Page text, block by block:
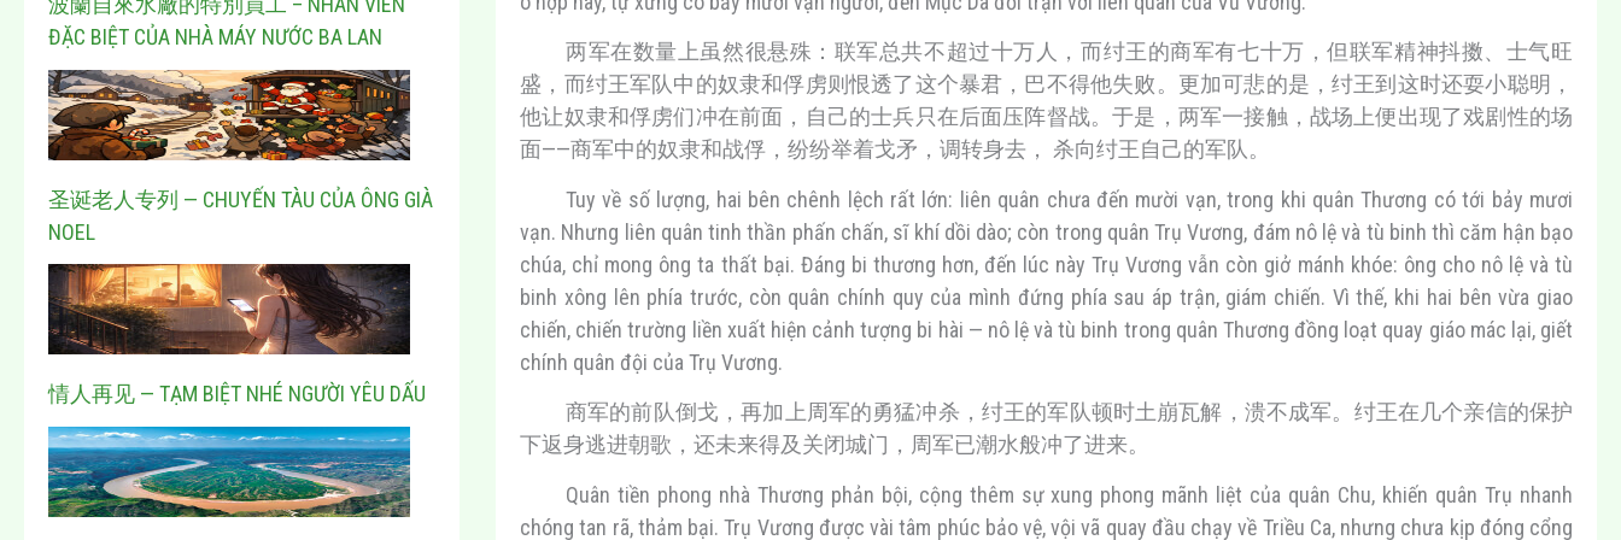
ĐẶC BIỆT CỦA NHÀ MÁY NƯỚC BA LAN
圣诞老人专列 — CHUYẾN TÀU CỦA ÔNG GIÀ
NOEL
情人再见 — TẠM BIỆT NHÉ NGƯỜI YÊU DẤU
两军在数量上虽然很悬殊：联军总共不超过十万人，而纣王的商军有七十万，但联军精神抖擞、士气旺
盛，而纣王军队中的奴隶和俘虏则恨透了这个暴君，巴不得他失败。更加可悲的是，纣王到这时还耍小聪明，
他让奴隶和俘虏们冲在前面，自己的士兵只在后面压阵督战。于是，两军一接触，战场上便出现了戏剧性的场
面——商军中的奴隶和战俘，纷纷举着戈矛，调转身去， 杀向纣王自己的军队。
Tuy về số lượng, hai bên chênh lệch rất lớn: liên quân chưa đến mười vạn, trong khi quân Thương có tới bảy mươi
vạn. Nhưng liên quân tinh thần phấn chấn, sĩ khí dồi dào; còn trong quân Trụ Vương, đám nô lệ và tù binh thì căm hận bạo
chúa, chỉ mong ông ta thất bại. Đáng bi thương hơn, đến lúc này Trụ Vương vẫn còn giở mánh khóe: ông cho nô lệ và tù
binh xông lên phía trước, còn quân chính quy của mình đứng phía sau áp trận, giám chiến. Vì thế, khi hai bên vừa giao
chiến, chiến trường liền xuất hiện cảnh tượng bi hài — nô lệ và tù binh trong quân Thương đồng loạt quay giáo mác lại, giết
chính quân đội của Trụ Vương.
商军的前队倒戈，再加上周军的勇猛冲杀，纣王的军队顿时土崩瓦解，溃不成军。纣王在几个亲信的保护
下返身逃进朝歌，还未来得及关闭城门，周军已潮水般冲了进来。
Quân tiền phong nhà Thương phản bội, cộng thêm sự xung phong mãnh liệt của quân Chu, khiến quân Trụ nhanh
chóng tan rã, thảm bại. Trụ Vương được vài tâm phúc bảo vệ, vội vã quay đầu chạy về Triều Ca, nhưng chưa kịp đóng cổng